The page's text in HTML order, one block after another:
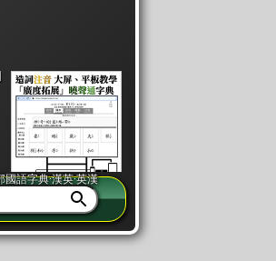
或「同筆畫」。
字詞的解釋，不
國語字典·漢英·英漢